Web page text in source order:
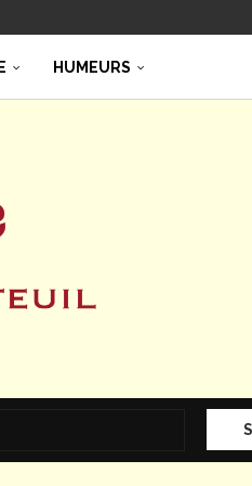
HUMEURS